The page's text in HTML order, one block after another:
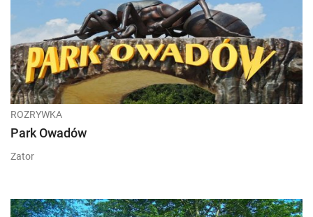
ROZRYWKA
Park Owadów
Zator